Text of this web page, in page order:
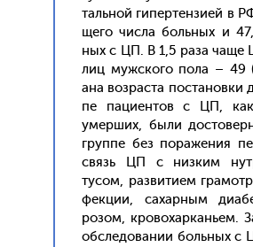
таль­ной ги­пер­тензи­ей в
ще­го чис­ла боль­ных и
ных с ЦП. В 1,5 ра­за ча­ще
лиц муж­ско­го по­ла – 49
ана воз­раста пос­та­нов­ки
пе па­ци­ен­тов с ЦП,
умер­ших, бы­ли
груп­пе без по­раже­ния
связь ЦП с низ­ким
тусом, раз­ви­ти­ем
фекции, са­хар­ным
розом, кро­вохар­кань­ем.
об­сле­дова­нии боль­ных с